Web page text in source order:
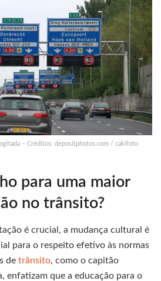
– Créditos: depositphotos.com / cakifoto
para uma maior
no trânsito?
é crucial, a mudança cultural é
para o respeito efetivo às normas
de trânsito, como o capitão
enfatizam que a educação para o